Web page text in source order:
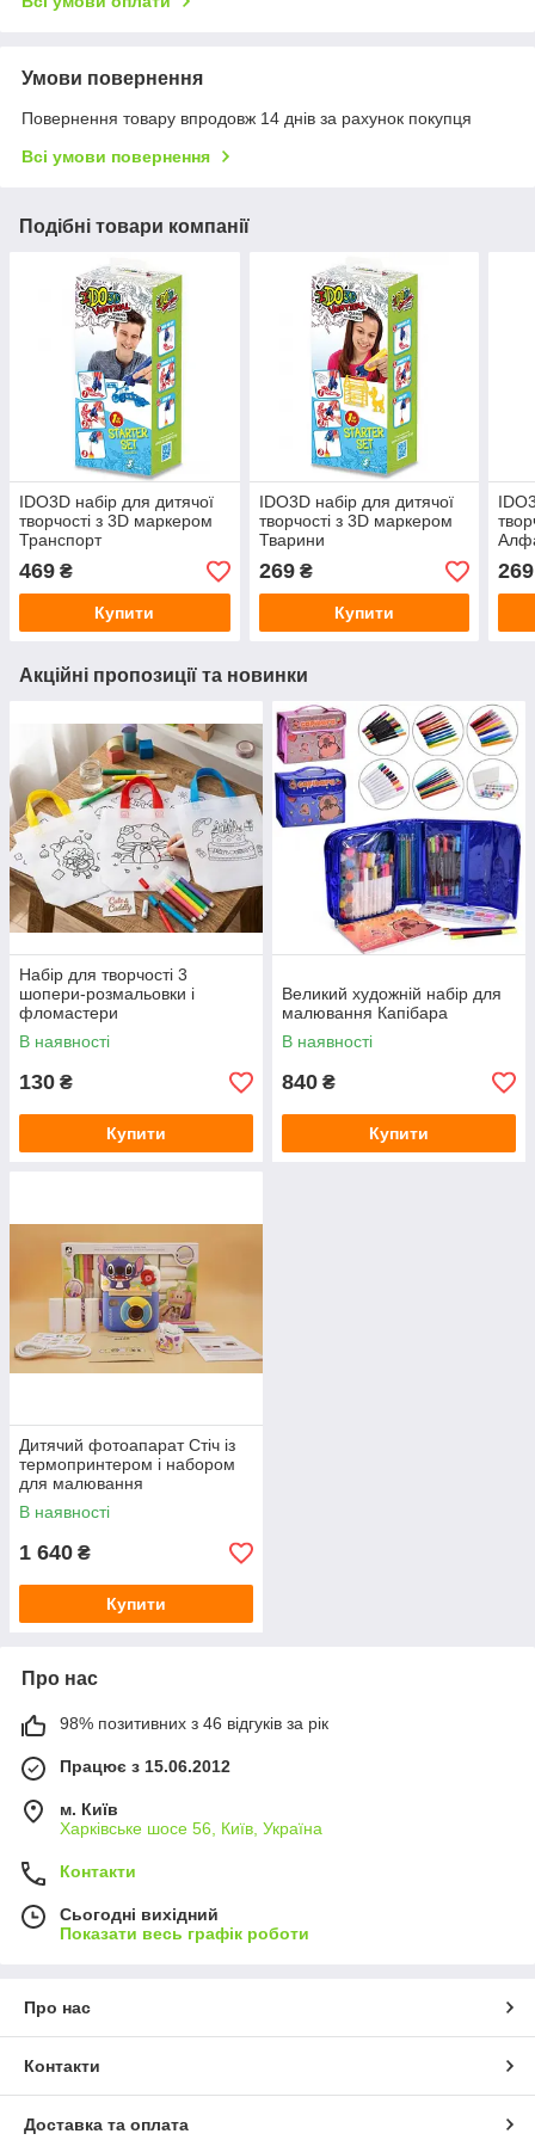
Умови повернення
Повернення товару впродовж 14 днів за рахунок покупця
Всі умови повернення
Подібні товари компанії
IDO3D набір для дитячої
творчості з 3D маркером
Транспорт
469 ₴
Купити
IDO3D набір для дитячої
творчості з 3D маркером
Тварини
269₴
Купити
269
Акційні пропозиції та новинки
Набір для творчості 3
шопери-розмальовки і
фломастери
В наявності
130 ₴
Купити
Великий художній набір для
малювання Капібара
В наявності
840 ₴
Купити
Дитячий фотоапарат Стіч із
термопринтером і набором
для малювання
В наявності
1 640 ₴
Купити
Про нас
98% позитивних з 46 відгуків за рік
Працює з 15.06.2012
м. Київ
Харківське шосе 56, Київ, Україна
Контакти
Сьогодні вихідний
Показати весь графік роботи
Про нас
Контакти
Доставка та оплата